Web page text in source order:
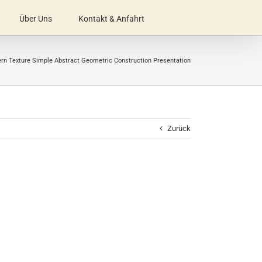
Über Uns Kontakt & Anfahrt
Texture Simple Abstract Geometric Construction Presentation
Zurück